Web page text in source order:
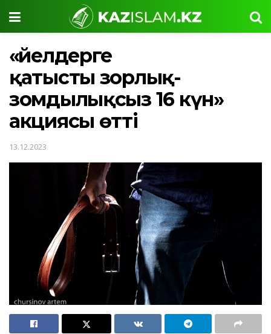
«Әйелдерге
қатысты зорлық-
зомдылықсыз 16 күн»
акциясы өтті
13.12.2023